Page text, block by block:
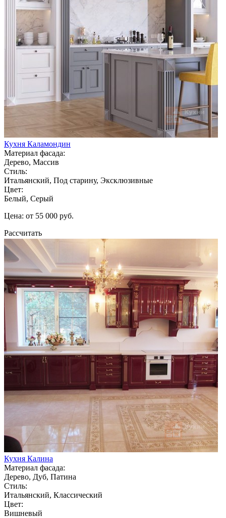
Кухня Каламондин
Материал фасада:
Дерево, Массив
Стиль:
Итальянский, Под старину, Эксклюзивные
Цвет:
Белый, Серый
Цена: от 55 000 руб.
Рассчитать
Кухня Калина
Материал фасада:
Дерево, Дуб, Патина
Стиль:
Итальянский, Классический
Цвет:
Вишневый